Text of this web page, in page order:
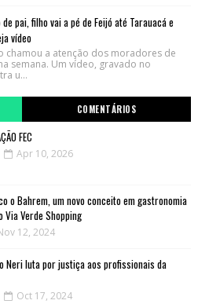
pai, filho vai a pé de Feijó até Tarauacá e
vídeo
chamou a atenção dos moradores de
semana. Um vídeo, gravado no
u...
COMENTÁRIOS
FEC
Apr 10, 2026
o Bahrem, um novo conceito em gastronomia
Verde Shopping
12, 2024
Neri luta por justiça aos profissionais da
Oct 17, 2024